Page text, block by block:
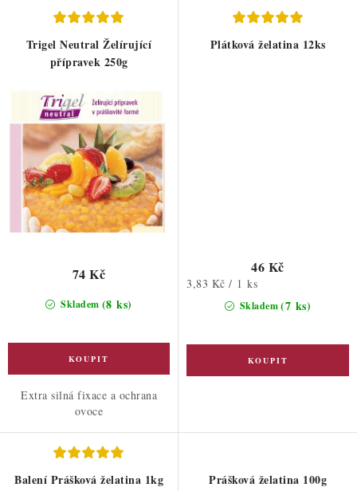
Trigel Neutral Želírující
přípravek 250g
Skladem (8 ks)
74 Kč
Extra silná fixace a ochrana
ovoce
Plátková želatina 12ks
Skladem(7 ks)
46 Kč
Měrná
3,83 Kč / 1 ks
Balení Prášková želatina 1kg Prášková želatina 100g